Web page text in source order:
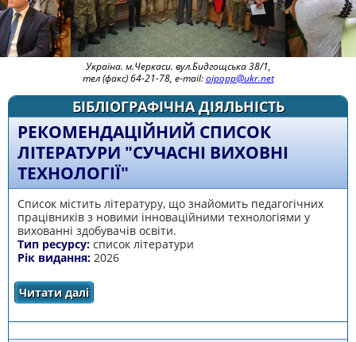
Україна. м.Черкаси. вул.Бидгощська 38/1,
тел (факс) 64-21-78, e-mail:oipopp@ukr.net
БІБЛІОГРАФІЧНА ДІЯЛЬНІСТЬ
РЕКОМЕНДАЦІЙНИЙ СПИСОК
ЛІТЕРАТУРИ "СУЧАСНІ ВИХОВНІ
ТЕХНОЛОГІЇ"
Список містить літературу, що знайомить педагогічних
працівників з новими інноваційними технологіями у
вихованні здобувачів освіти.
Тип ресурсу: список літератури
Рік видання: 2026
Читати далі